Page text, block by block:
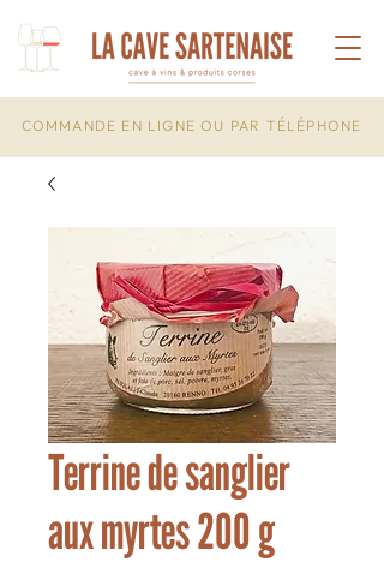
COMMANDE EN LIGNE OU PAR TÉLÉPHONE
Terrine de sanglier
aux myrtes 200 g